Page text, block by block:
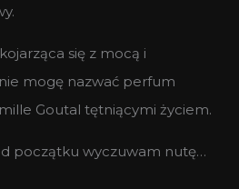
się z mocą i
mogę nazwać perfum
Goutal tętniącymi życiem.
początku wyczuwam nutę…